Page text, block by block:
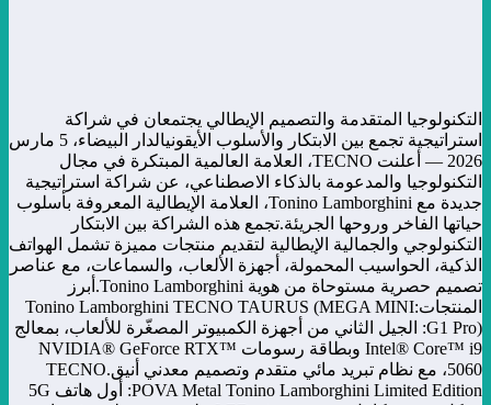
التكنولوجيا المتقدمة والتصميم الإيطالي يجتمعان في شراكة
استراتيجية تجمع بين الابتكار والأسلوب الأيقونيالدار البيضاء، 5 مارس
2026 — أعلنت TECNO، العلامة العالمية المبتكرة في مجال
التكنولوجيا والمدعومة بالذكاء الاصطناعي، عن شراكة استراتيجية
جديدة مع Tonino Lamborghini، العلامة الإيطالية المعروفة بأسلوب
حياتها الفاخر وروحها الجريئة.تجمع هذه الشراكة بين الابتكار
التكنولوجي والجمالية الإيطالية لتقديم منتجات مميزة تشمل الهواتف
الذكية، الحواسيب المحمولة، أجهزة الألعاب، والسماعات، مع عناصر
تصميم حصرية مستوحاة من هوية Tonino Lamborghini.أبرز
المنتجات:Tonino Lamborghini TECNO TAURUS (MEGA MINI
G1 Pro): الجيل الثاني من أجهزة الكمبيوتر المصغّرة للألعاب، بمعالج
Intel® Core™ i9 وبطاقة رسومات NVIDIA® GeForce RTX™
5060، مع نظام تبريد مائي متقدم وتصميم معدني أنيق.TECNO
POVA Metal Tonino Lamborghini Limited Edition: أول هاتف 5G